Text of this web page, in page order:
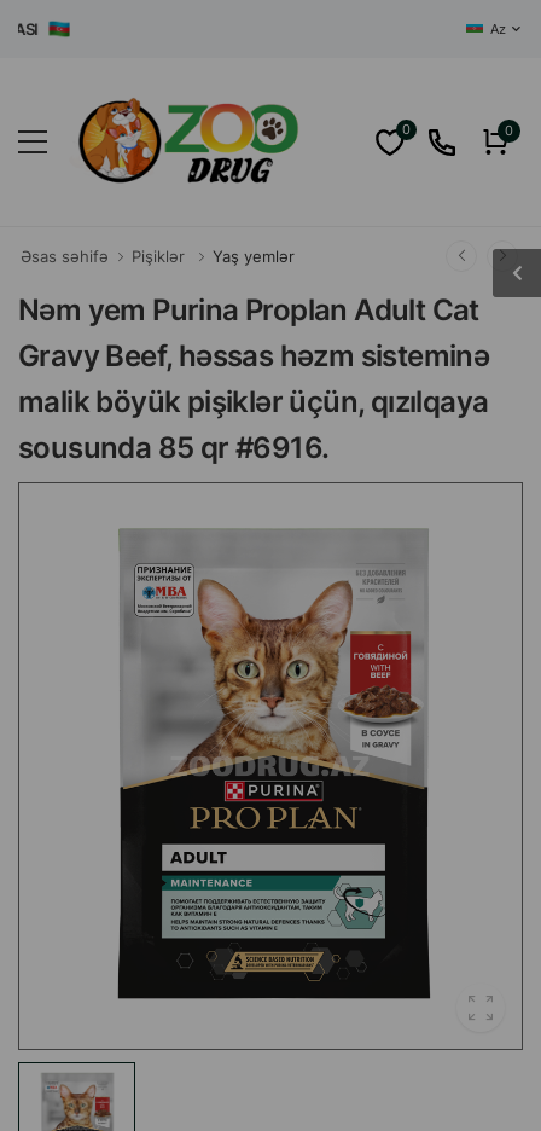
Az
0 0
Əsas səhifə Pişiklər Yaş yemlər
Nəm yem Purina Proplan Adult Cat
Gravy Beef, həssas həzm sisteminə
malik böyük pişiklər üçün, qızılqaya
sousunda 85 qr #6916.